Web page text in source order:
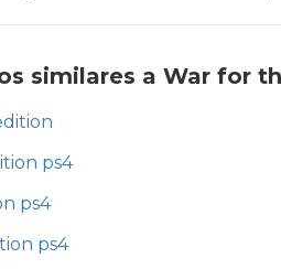
similares a War for
ps4
ps4
ps4